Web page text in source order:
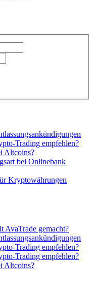
Trading empfehlen?
Altcoins?
bei Onlinebank
Kryptowährungen
AvaTrade gemacht?
Trading empfehlen?
Trading empfehlen?
Altcoins?